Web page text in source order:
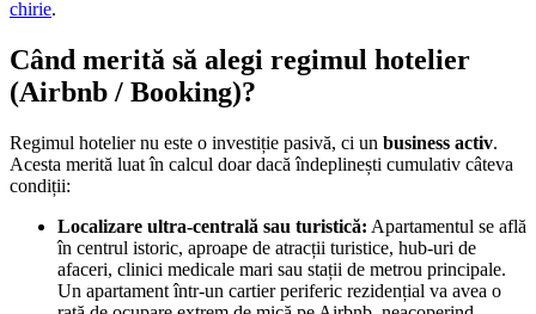
chirie.
Când merită să alegi regimul hotelier
(Airbnb / Booking)?
Regimul hotelier nu este o investiție pasivă, ci un business activ.
Acesta merită luat în calcul doar dacă îndeplinești cumulativ câteva
condiții:
Localizare ultra-centrală sau turistică: Apartamentul se află
în centrul istoric, aproape de atracții turistice, hub-uri de
afaceri, clinici medicale mari sau stații de metrou principale.
Un apartament într-un cartier periferic rezidențial va avea o